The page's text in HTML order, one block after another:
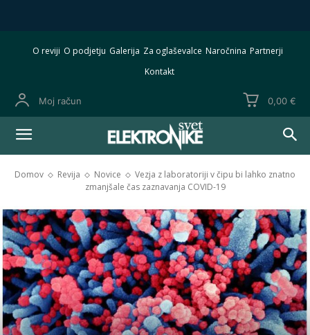
O reviji O podjetju Galerija Za oglaševalce Naročnina Partnerji
Kontakt
Moj račun 0,00 €
Domov Revija Novice
Vezja z laboratoriji v čipu bi lahko znatno
zmanjšale čas zaznavanja COVID-19